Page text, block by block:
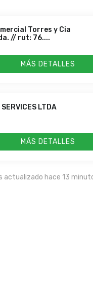
Torres y Cia
// rut: 76....
MÁS DETALLES
SERVICES LTDA
MÁS DETALLES
actualizado hace 13